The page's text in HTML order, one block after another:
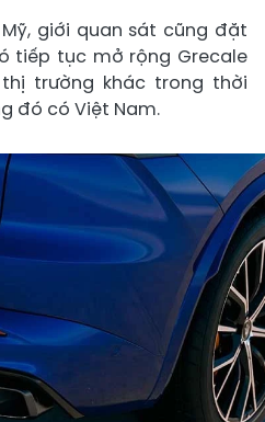
giới quan sát cũng đặt
tiếp tục mở rộng Grecale
trường khác trong thời
đó có Việt Nam.